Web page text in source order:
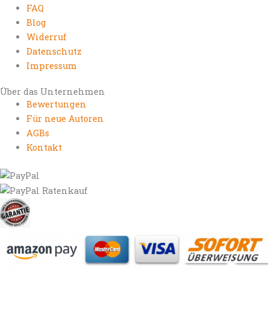
FAQ
Blog
Widerruf
Datenschutz
Impressum
Über das Unternehmen
Bewertungen
Für neue Autoren
AGBs
Kontakt